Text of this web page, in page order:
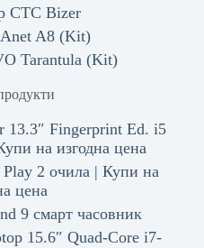
CTC Bizer
A8 (Kit)
Tarantula (Kit)
Fingerprint Ed. i5
на изгодна цена
2 очила | Купи на
цена
9 смарт часовник
15.6″ Quad-Core i7-